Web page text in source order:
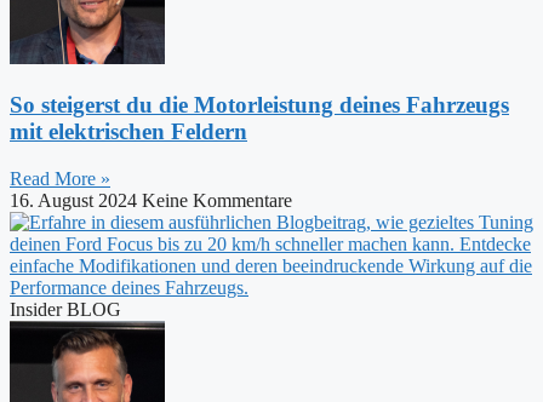
So steigerst du die Motorleistung deines Fahrzeugs
mit elektrischen Feldern
Read More »
16. August 2024 Keine Kommentare
Insider BLOG